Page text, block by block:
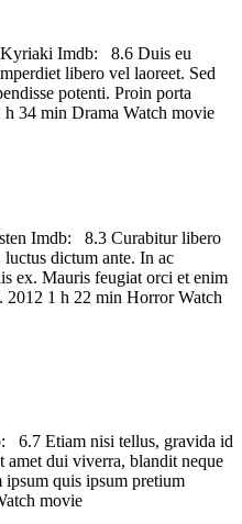
Kyriaki Imdb: 8.6 Duis eu
libero vel laoreet. Sed
potenti. Proin porta
34 min Drama Watch movie
Imdb: 8.3 Curabitur libero
dictum ante. In ac
ex. Mauris feugiat orci et enim
2012 1 h 22 min Horror Watch
6.7 Etiam nisi tellus, gravida id
dui viverra, blandit neque
quis ipsum pretium
movie